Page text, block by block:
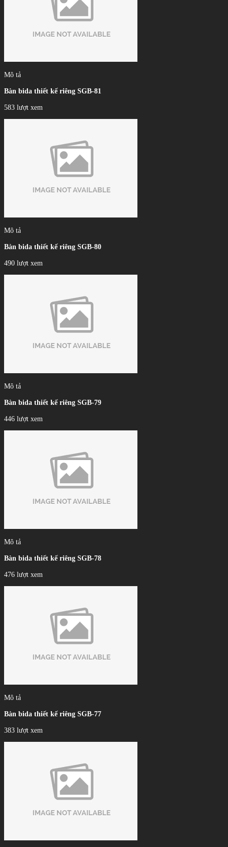
Mô tả
Bàn bida thiết kế riêng SGB-81
583 lượt xem
Mô tả
Bàn bida thiết kế riêng SGB-80
490 lượt xem
Mô tả
Bàn bida thiết kế riêng SGB-79
446 lượt xem
Mô tả
Bàn bida thiết kế riêng SGB-78
476 lượt xem
Mô tả
Bàn bida thiết kế riêng SGB-77
383 lượt xem